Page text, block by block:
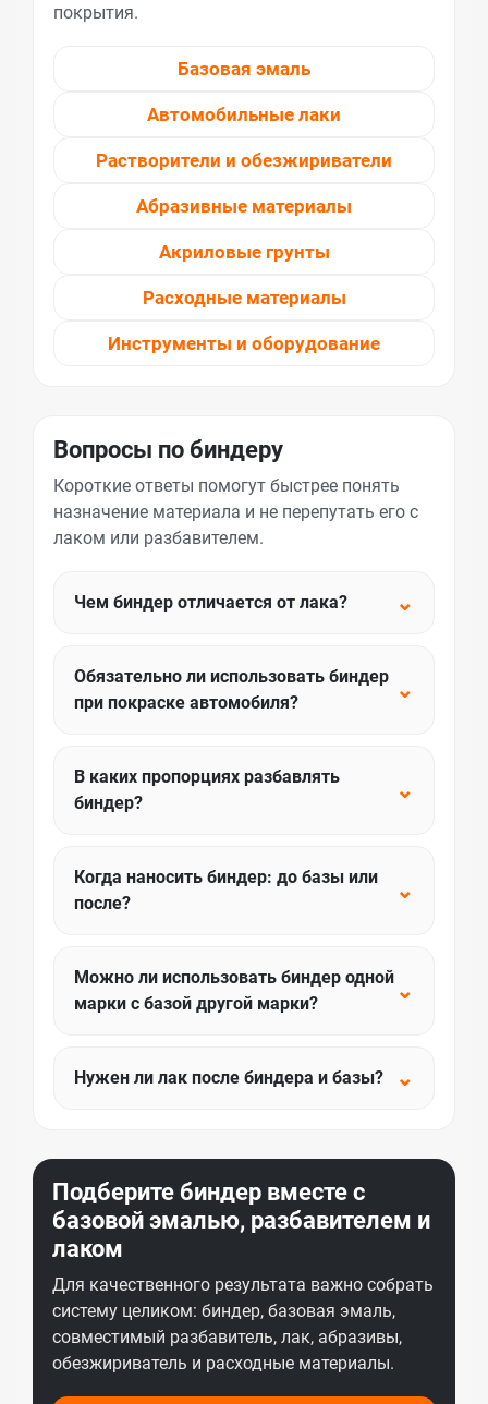
покрытия.
Базовая эмаль
Автомобильные лаки
Растворители и обезжириватели
Абразивные материалы
Акриловые грунты
Расходные материалы
Инструменты и оборудование
Вопросы по биндеру
Короткие ответы помогут быстрее понять
назначение материала и не перепутать его с
лаком или разбавителем.
Чем биндер отличается от лака? ⌄
Обязательно ли использовать биндер
при покраске автомобиля?
⌄
В каких пропорциях разбавлять
биндер?
⌄
Когда наносить биндер: до базы или
после?
⌄
Можно ли использовать биндер одной
марки с базой другой марки?
⌄
Нужен ли лак после биндера и базы? ⌄
Подберите биндер вместе с
базовой эмалью, разбавителем и
лаком
Для качественного результата важно собрать
систему целиком: биндер, базовая эмаль,
совместимый разбавитель, лак, абразивы,
обезжириватель и расходные материалы.